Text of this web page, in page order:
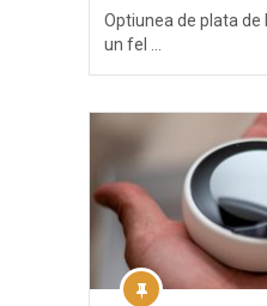
Optiunea de plata de
un fel …